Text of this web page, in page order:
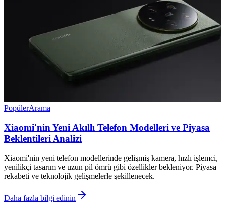
PopülerArama
Xiaomi'nin Yeni Akıllı Telefon Modelleri ve Piyasa
Beklentileri Analizi
Xiaomi'nin yeni telefon modellerinde gelişmiş kamera, hızlı işlemci,
yenilikçi tasarım ve uzun pil ömrü gibi özellikler bekleniyor. Piyasa
rekabeti ve teknolojik gelişmelerle şekillenecek.
Daha fazla bilgi edinin